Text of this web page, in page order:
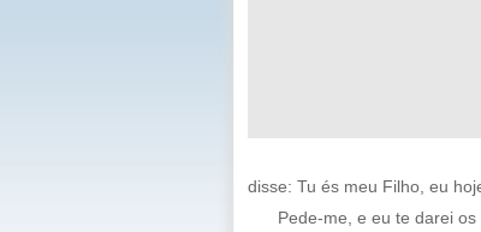
disse: Tu és meu Filho, eu
Pede-me, e eu te darei